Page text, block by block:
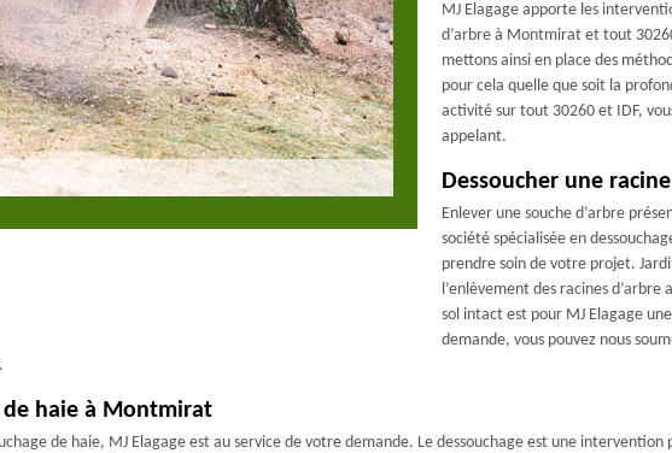
MJ Elagage apporte les
d’arbre à Montmirat et tout
mettons ainsi en place des
pour cela quelle que soit la
activité sur tout 30260 et IDF,
appelant.
Dessoucher une
Enlever une souche d’arbre
société spécialisée en
prendre soin de votre projet.
l’enlèvement des racines
sol intact est pour MJ Elagage
demande, vous pouvez nous
de haie à Montmirat
de haie, MJ Elagage est au service de votre demande. Le dessouchage est une